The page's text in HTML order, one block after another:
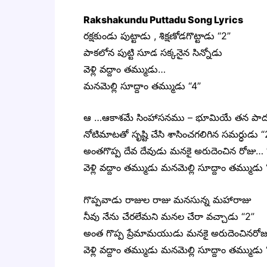
Rakshakundu Puttadu Song Lyrics
రక్షకుండు పుట్టాడు , శిక్షణోడగొట్టాడు “2”
పాకలోన పుట్టి సూడ సక్కనైన సిన్నోడు
వెళ్లి వద్దాం తమ్ముడు…
మనమెల్లి సూద్దాం తమ్ముడు “4”
ఆ …ఆకాశమే సింహాసనము – భూమియే తన పాద
నోటిమాటతో సృష్టి చేసి శాసించగలిగిన సమర్ధుడు
అంతగొప్ప దేవ దేవుడు మనకై అరుదెంచిన రోజు…
వెళ్లి వద్దాం తమ్ముడు మనమెల్లి సూద్దాం తమ్ముడు
గొప్పవాడు రాజుల రాజు మనసున్న మహారాజు
నీవు నేను చేరలేమని మనల చేరా వచ్చాడు “2”
అంత గొప్ప ప్రేమామయుడు మనకై
వెళ్లి వద్దాం తమ్ముడు మనమెల్లి సూద్దాం తమ్ముడు